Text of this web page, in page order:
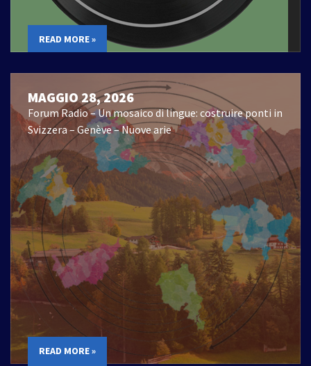
READ MORE »
MAGGIO 28, 2026
Forum Radio – Un mosaico di lingue: costruire ponti in
Svizzera – Genève – Nuove arie
READ MORE »